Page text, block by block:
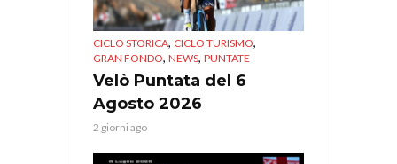
CICLO STORICA, CICLO TURISMO,
GRAN FONDO, NEWS, PUNTATE
Velò Puntata del 6
Agosto 2026
2 giorni ago